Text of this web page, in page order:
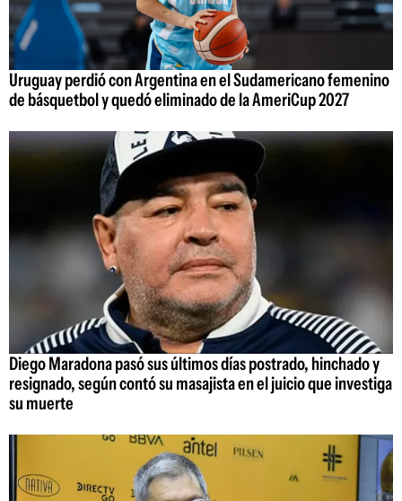
Uruguay perdió con Argentina en el Sudamericano femenino
de básquetbol y quedó eliminado de la AmeriCup 2027
Diego Maradona pasó sus últimos días postrado, hinchado y
resignado, según contó su masajista en el juicio que investiga
su muerte